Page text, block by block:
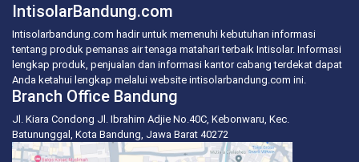
IntisolarBandung.com
Intisolarbandung.com hadir untuk memenuhi kebutuhan informasi
tentang produk pemanas air tenaga matahari terbaik Intisolar. Informasi
lengkap produk, penjualan dan informasi kantor cabang terdekat dapat
Anda ketahui lengkap melalui website intisolarbandung.com ini.
Branch Office Bandung
Jl. Kiara Condong Jl. Ibrahim Adjie No.40C, Kebonwaru, Kec.
Batununggal, Kota Bandung, Jawa Barat 40272